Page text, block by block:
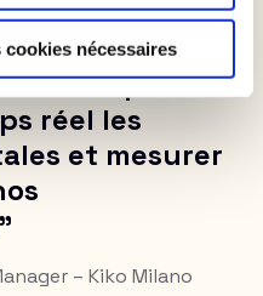
nécessaires
Grâce à
store
avons pu
réel les
et mesurer
– Kiko Milano